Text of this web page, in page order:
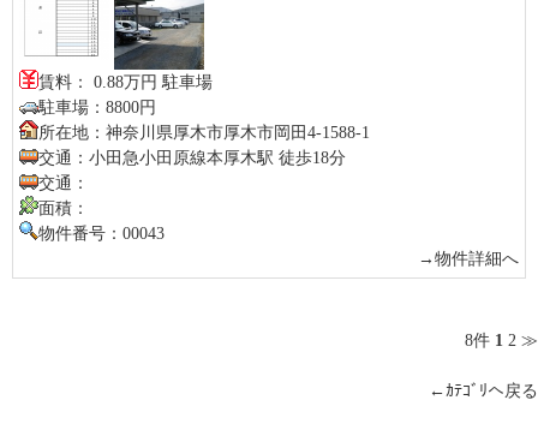
賃料： 0.88万円 駐車場
駐車場：8800円
所在地：神奈川県厚木市厚木市岡田4-1588-1
交通：小田急小田原線本厚木駅 徒歩18分
交通：
面積：
物件番号：00043
→物件詳細へ
8件 1 2 ≫
←ｶﾃｺﾞﾘへ戻る